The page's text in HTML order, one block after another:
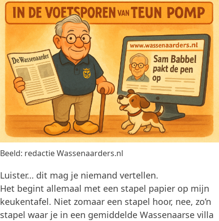
Beeld: redactie Wassenaarders.nl
Luister… dit mag je niemand vertellen.
Het begint allemaal met een stapel papier op mijn
keukentafel. Niet zomaar een stapel hoor, nee, zo’n
stapel waar je in een gemiddelde Wassenaarse villa